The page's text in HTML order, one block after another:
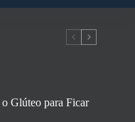
Glúteo para Ficar